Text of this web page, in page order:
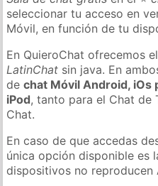
seleccionar tu acceso en
Móvil, en función de tu
En QuieroChat ofrecemos el
LatinChat sin java. En
dechat Móvil Android, iOs
iPod, tanto para el Chat de
Chat.
En caso de que accedas
única opción disponible es
dispositivos no reproducen